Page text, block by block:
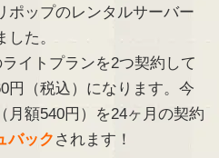
ポップのレンタルサーバー
た。
イトプランを2つ契約して
円（税込）になります。今
月額540円）を24ヶ月の契約
バック されます！